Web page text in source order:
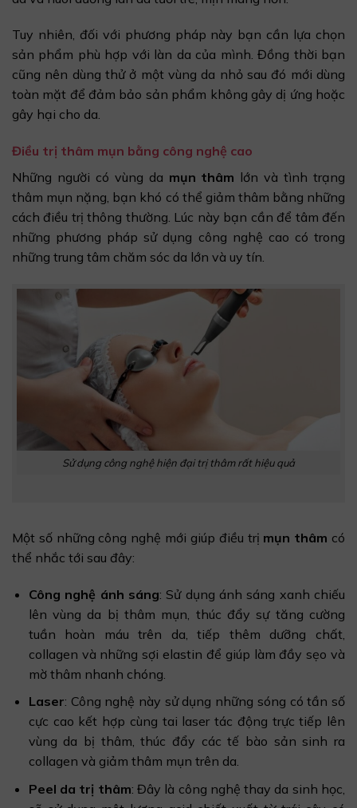
Tuy nhiên, đối với phương pháp này bạn cần lựa chọn
sản phẩm phù hợp với làn da của mình. Đồng thời bạn
cũng nên dùng thử ở một vùng da nhỏ sau đó mới dùng
toàn mặt để đảm bảo sản phẩm không gây dị ứng hoặc
gây hại cho da.
Điều trị thâm mụn bằng công nghệ cao
Những người có vùng da mụn thâm lớn và tình trạng
thâm mụn nặng, bạn khó có thể giảm thâm bằng những
cách điều trị thông thường. Lúc này bạn cần để tâm đến
những phương pháp sử dụng công nghệ cao có trong
những trung tâm chăm sóc da lớn và uy tín.
Sử dụng công nghệ hiện đại trị thâm rất hiệu quả
Một số những công nghệ mới giúp điều trị mụn thâm có
thể nhắc tới sau đây:
Công nghệ ánh sáng: Sử dụng ánh sáng xanh chiếu
lên vùng da bị thâm mụn, thúc đẩy sự tăng cường
tuần hoàn máu trên da, tiếp thêm dưỡng chất,
collagen và những sợi elastin để giúp làm đầy sẹo và
mờ thâm nhanh chóng.
Laser: Công nghệ này sử dụng những sóng có tần số
cực cao kết hợp cùng tai laser tác động trực tiếp lên
vùng da bị thâm, thúc đẩy các tế bào sản sinh ra
collagen và giảm thâm mụn trên da.
Peel da trị thâm: Đây là công nghệ thay da sinh học,